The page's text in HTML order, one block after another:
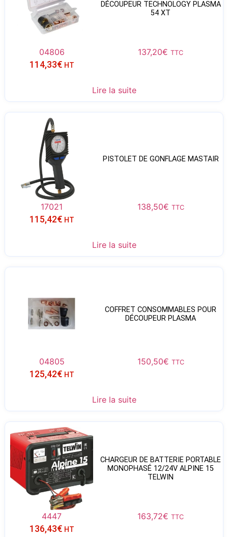
DÉCOUPEUR TECHNOLOGY PLASMA
54 XT
04806 137,20€ TTC
114,33€ HT
Lire la suite
PISTOLET DE GONFLAGE MASTAIR
17021 138,50€ TTC
115,42€ HT
Lire la suite
COFFRET CONSOMMABLES POUR
DÉCOUPEUR PLASMA
04805 150,50€ TTC
125,42€ HT
Lire la suite
CHARGEUR DE BATTERIE PORTABLE
MONOPHASÉ 12/24V ALPINE 15
TELWIN
4447 163,72€ TTC
136,43€ HT